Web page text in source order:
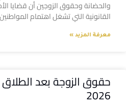
والحضانة وحقوق الزوجين أن قضايا
القانونية التي تشغل اهتمام
معرفة المزيد »
حقوق الزوجة بعد
2026